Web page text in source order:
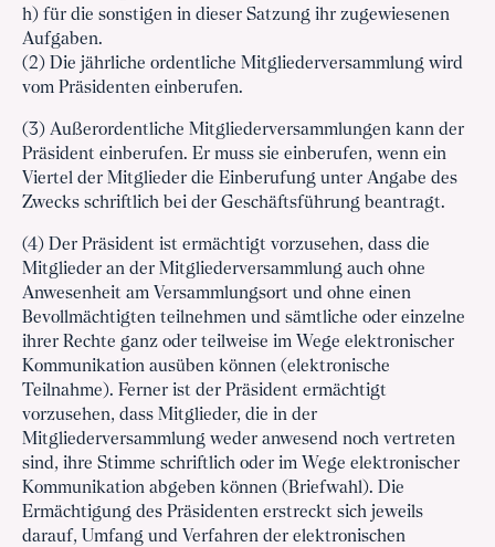
h) für die sonstigen in dieser Satzung ihr zugewiesenen
Aufgaben.
(2) Die jährliche ordentliche Mitgliederversammlung wird
vom Präsidenten einberufen.
(3) Außerordentliche Mitgliederversammlungen kann der
Präsident einberufen. Er muss sie einberufen, wenn ein
Viertel der Mitglieder die Einberufung unter Angabe des
Zwecks schriftlich bei der Geschäftsführung beantragt.
(4) Der Präsident ist ermächtigt vorzusehen, dass die
Mitglieder an der Mitgliederversammlung auch ohne
Anwesenheit am Versammlungsort und ohne einen
Bevollmächtigten teilnehmen und sämtliche oder einzelne
ihrer Rechte ganz oder teilweise im Wege elektronischer
Kommunikation ausüben können (elektronische
Teilnahme). Ferner ist der Präsident ermächtigt
vorzusehen, dass Mitglieder, die in der
Mitgliederversammlung weder anwesend noch vertreten
sind, ihre Stimme schriftlich oder im Wege elektronischer
Kommunikation abgeben können (Briefwahl). Die
Ermächtigung des Präsidenten erstreckt sich jeweils
darauf, Umfang und Verfahren der elektronischen